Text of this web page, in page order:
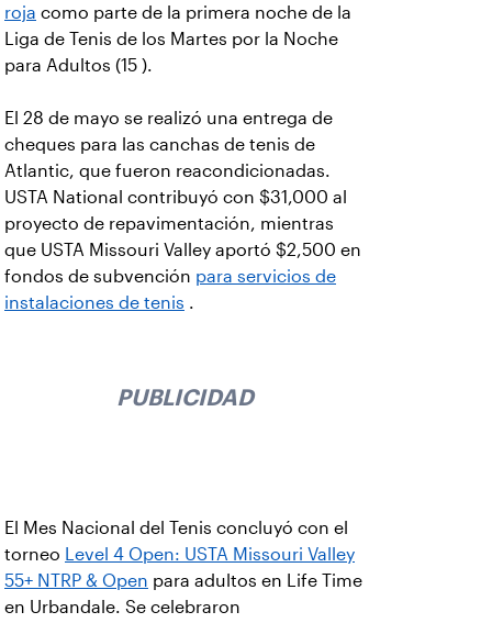
roja como parte de la primera noche de la
Liga de Tenis de los Martes por la Noche
para Adultos (15 ).
El 28 de mayo se realizó una entrega de
cheques para las canchas de tenis de
Atlantic, que fueron reacondicionadas.
USTA National contribuyó con $31,000 al
proyecto de repavimentación, mientras
que USTA Missouri Valley aportó $2,500 en
fondos de subvención para servicios de
instalaciones de tenis .
PUBLICIDAD
El Mes Nacional del Tenis concluyó con el
torneo
Level 4 Open: USTA Missouri Valley
55+ NTRP & Open para adultos en Life Time
en Urbandale. Se celebraron